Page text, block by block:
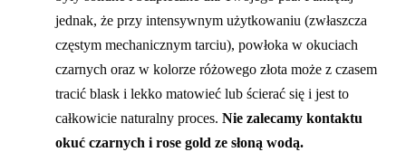
jednak, że przy intensywnym użytkowaniu (zwłaszcza
częstym mechanicznym tarciu), powłoka w okuciach
czarnych oraz w kolorze różowego złota może z czasem
tracić blask i lekko matowieć lub ścierać się i jest to
całkowicie naturalny proces. Nie zalecamy kontaktu
okuć czarnych i rose gold ze słoną wodą.